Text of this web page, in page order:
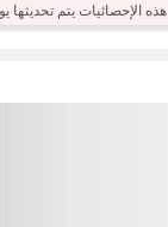
هذه الإحصائيات يتم تحديثها